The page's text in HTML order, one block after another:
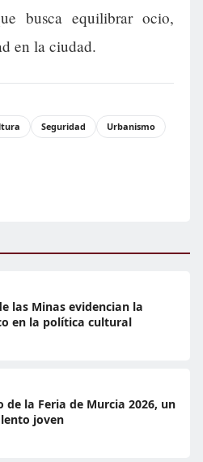
busca equilibrar ocio,
en la ciudad.
Seguridad Urbanismo
las Minas evidencian la
en la política cultural
de la Feria de Murcia 2026, un
joven